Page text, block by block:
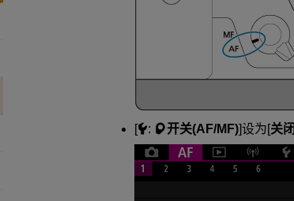
[ : 开关(AF/MF)]设为[关闭